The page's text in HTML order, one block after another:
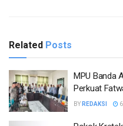
Related Posts
MPU Banda
Perkuat
BY REDAKSI